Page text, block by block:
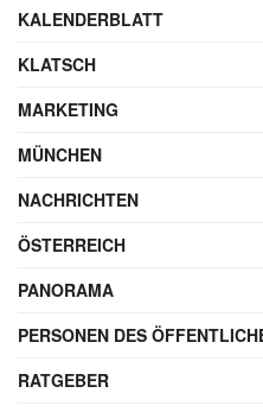
KALENDERBLATT
KLATSCH
MARKETING
MÜNCHEN
NACHRICHTEN
ÖSTERREICH
PANORAMA
PERSONEN DES
RATGEBER